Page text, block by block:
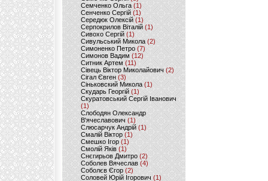
Семченко Ольга (1)
Сенченко Сергій(1)
Середюк Олексій(1)
Серпокрилов Віталій(1)
Сивохо Сергій(1)
Сивульський Микола(2)
Симоненко Петро(7)
Симонов Вадим (12)
Ситник Артем(11)
Сівець Віктор Миколайович(2)
Сігал Євген (3)
Сіньковский Микола(1)
Скударь Георгій (1)
Скуратовський Сергій Іванович
(1)
Слободян Олександр
В'ячеславович(1)
Слюсарчук Андрій(1)
Смалій Віктор (1)
Смешко Ігор (1)
Смолій Яків (1)
Снєгирьов Дмитро (2)
Соболев Вячеслав (4)
Соболєв Єгор(2)
Соловей Юрій Ігорович (1)